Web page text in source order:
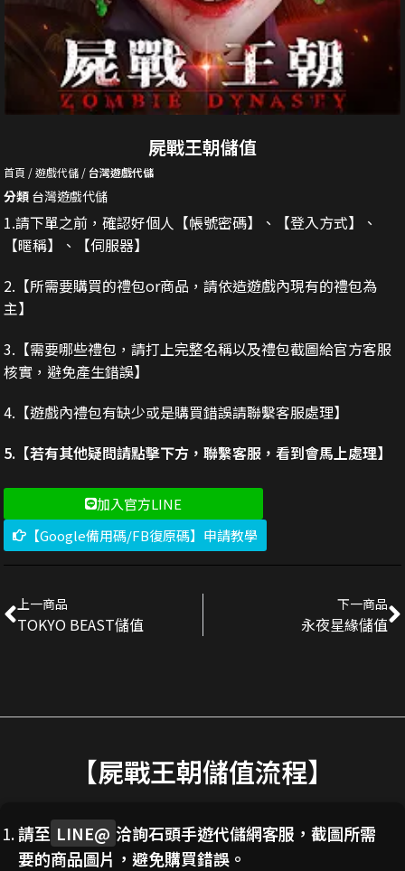
屍戰王朝儲值
首頁 遊戲代儲 台灣遊戲代儲
分類 台灣遊戲代儲
1.請下單之前，確認好個人【帳號密碼】、【登入方式】、
【暱稱】、【伺服器】
2. 【所需要購買的禮包or商品，請依造遊戲內現有的禮包為
主】
3. 【需要哪些禮包，請打上完整名稱以及禮包截圖給官方客服
核實，避免產生錯誤】
4.【遊戲內禮包有缺少或是購買錯誤請聯繫客服處理】
5.【若有其他疑問請點擊下方，聯繫客服，看到會馬上處理】
加入官方LINE
【Google備用碼/FB復原碼】申請教學
上一商品
TOKYO BEAST儲值
下一商品
永夜星緣儲值
【屍戰王朝儲值流程】
請至 LINE@ 洽詢石頭手遊代儲網客服，截圖所需
要的商品圖片，避免購買錯誤。